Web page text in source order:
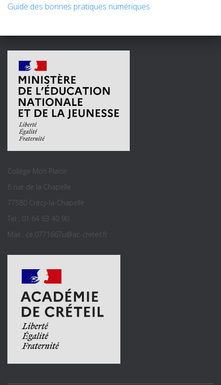
Guide des bonnes pratiques numériques
Collège Mon Plaisir
6 rue de la Chapelle
77580 Crécy-la-Chapelle
Tel : 01 64 63 40 90
Mail : ce.0771667u@ac-creteil.fr